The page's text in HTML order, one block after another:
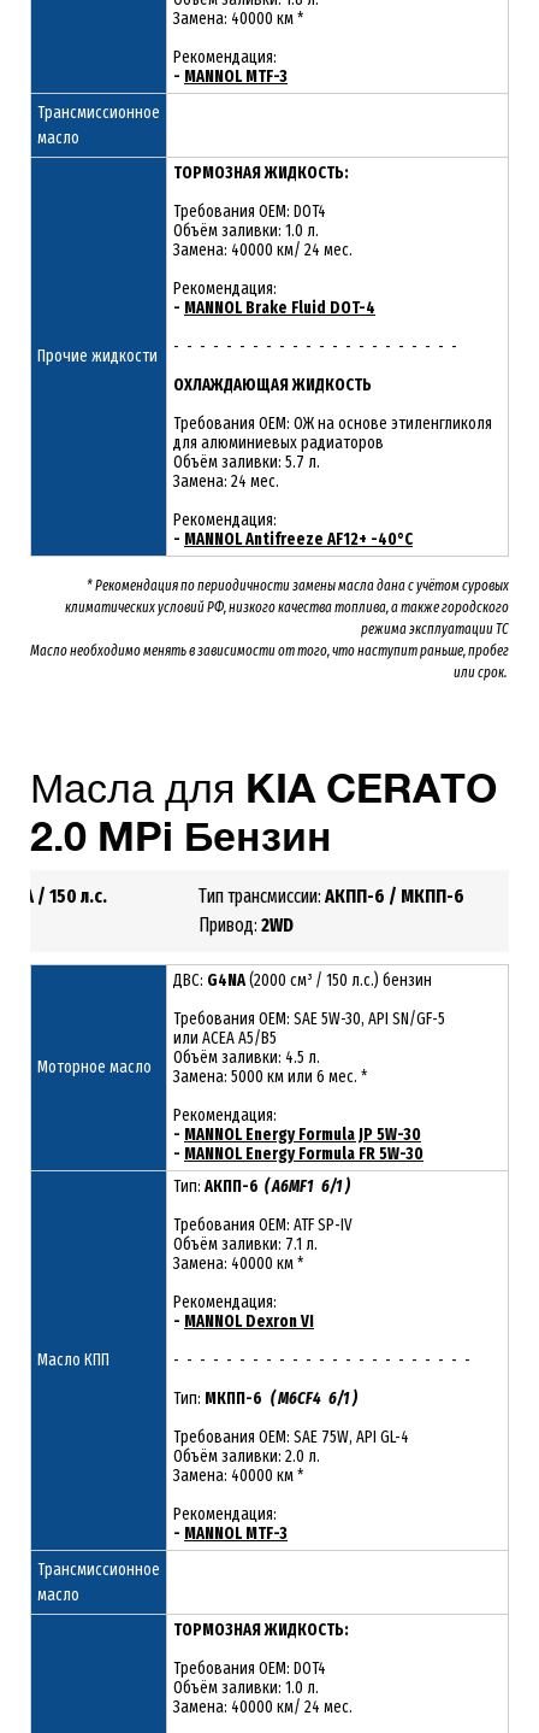
Замена: 40000 км *
Рекомендация:
- MANNOL MTF-3
Трансмиссионное
масло
Прочие жидкости
ТОРМОЗНАЯ ЖИДКОСТЬ:
Требования OEM: DOT4
Объём заливки: 1.0 л.
Замена: 40000 км/ 24 мес.
Рекомендация:
- MANNOL Brake Fluid DOT-4
- - - - - - - - - - - - - - - - - - - - - -
ОХЛАЖДАЮЩАЯ ЖИДКОСТЬ
Требования OEM: ОЖ на основе этиленгликоля
для алюминиевых радиаторов
Объём заливки: 5.7 л.
Замена: 24 мес.
Рекомендация:
- MANNOL Antifreeze AF12+ -40°C
* Рекомендация по периодичности замены масла дана с учётом суровых
климатических условий РФ, низкого качества топлива, а также городского
режима эксплуатации ТС
Масло необходимо менятьв зависимости от того, что наступит раньше, пробег
или срок.
Масла для KIA CERATO
2.0 MPi Бензин
/ 150 л.с.
Тип трансмиссии: АКПП-6 / МКПП-6
Привод: 2WD
Моторное масло
ДВС: G4NA(2000 см³ / 150 л.с.) бензин
Требования ОЕМ: SAE 5W-30, API SN/GF-5
или ACEA A5/B5
Объём заливки: 4.5 л.
Замена: 5000 км или 6 мес. *
Рекомендация:
- MANNOL Energy Formula JP 5W-30
- MANNOL Energy Formula FR 5W-30
Масло КПП
Тип: АКПП-6 ( A6MF1 6/1 )
Требования OEM: ATF SP-IV
Объём заливки: 7.1 л.
Замена: 40000 км *
Рекомендация:
- MANNOL Dexron VI
- - - - - - - - - - - - - - - - - - - - - - -
Тип: МКПП-6 ( M6CF4 6/1 )
Требования OEM: SAE 75W, API GL-4
Объём заливки: 2.0 л.
Замена: 40000 км *
Рекомендация:
- MANNOL MTF-3
Трансмиссионное
масло
ТОРМОЗНАЯ ЖИДКОСТЬ:
Требования OEM: DOT4
Объём заливки: 1.0 л.
Замена: 40000 км/ 24 мес.